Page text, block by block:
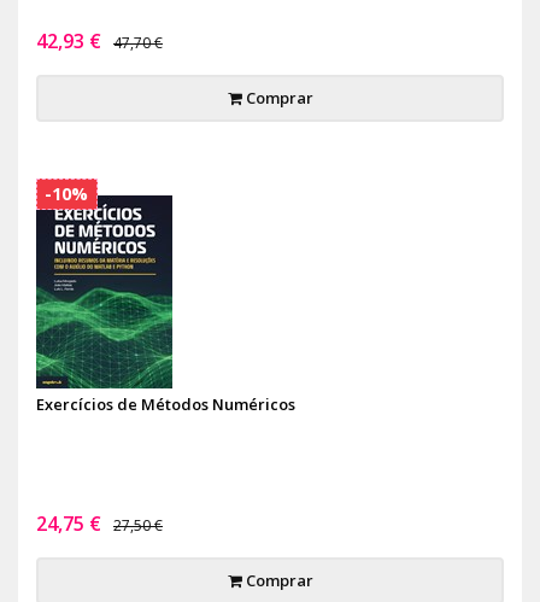
42,93 € 47,70 €
Comprar
Exercícios de Métodos Numéricos
24,75 € 27,50 €
Comprar
-10%